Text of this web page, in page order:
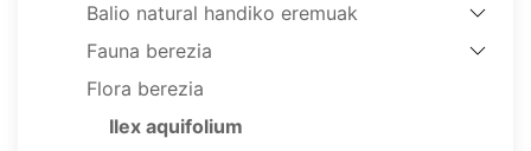
Balio natural handiko eremuak
Fauna berezia
Flora berezia
Ilex aquifolium